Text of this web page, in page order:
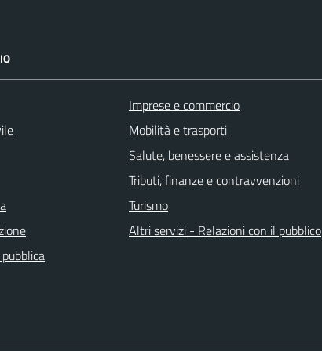
Imprese e commercio
Mobilità e trasporti
Salute, benessere e assistenza
Tributi, finanze e contravvenzioni
Turismo
Altri servizi - Relazioni con il pubblico